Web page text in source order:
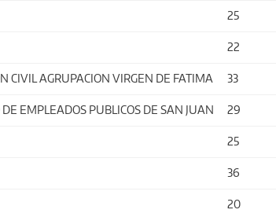
25
22
CIVIL AGRUPACION VIRGEN DE FATIMA 33
EMPLEADOS PUBLICOS DE SAN JUAN 29
25
36
20